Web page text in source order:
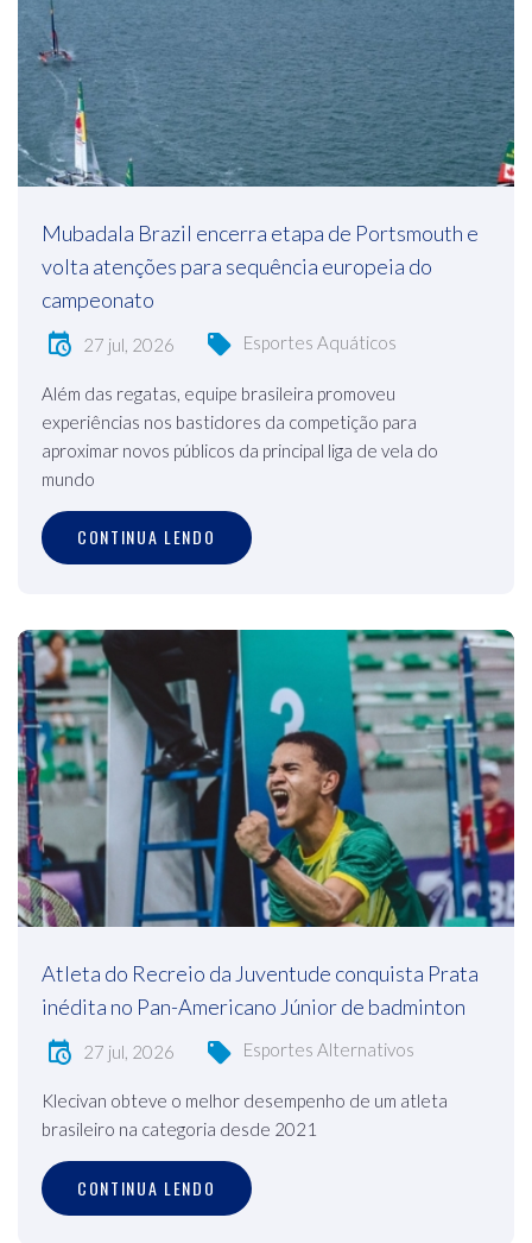
Mubadala Brazil encerra etapa de Portsmouth e
volta atenções para sequência europeia do
campeonato
27 jul, 2026 Esportes Aquáticos
Além das regatas, equipe brasileira promoveu
experiências nos bastidores da competição para
aproximar novos públicos da principal liga de vela do
mundo
CONTINUA LENDO
Atleta do Recreio da Juventude conquista Prata
inédita no Pan-Americano Júnior de badminton
27 jul, 2026 Esportes Alternativos
Klecivan obteve o melhor desempenho de um atleta
brasileiro na categoria desde 2021
CONTINUA LENDO